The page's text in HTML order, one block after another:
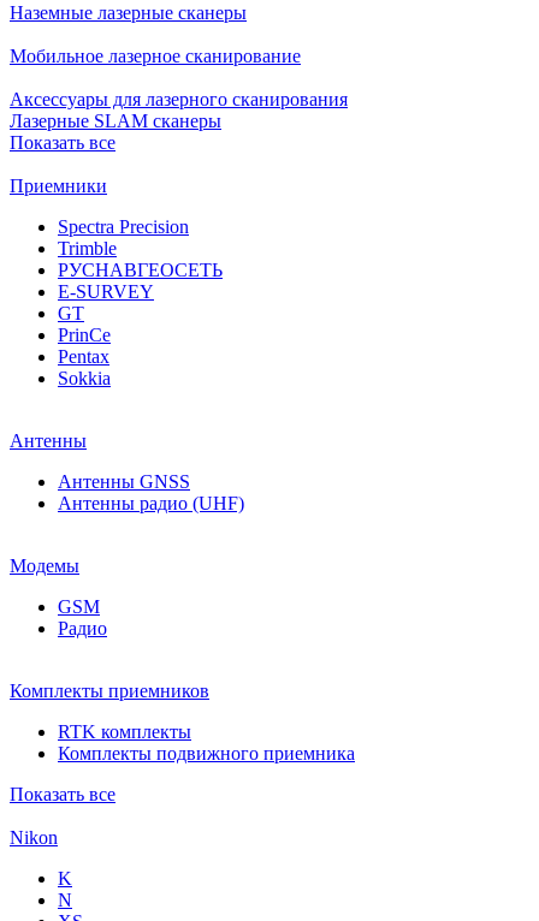
Наземные лазерные сканеры
Мобильное лазерное сканирование
Аксессуары для лазерного сканирования
Лазерные SLAM сканеры
Показать все
Приемники
Spectra Precision
Trimble
РУСНАВГЕОСЕТЬ
E-SURVEY
GT
PrinCe
Pentax
Sokkia
Антенны
Антенны GNSS
Антенны радио (UHF)
Модемы
GSM
Радио
Комплекты приемников
RTK комплекты
Комплекты подвижного приемника
Показать все
Nikon
K
N